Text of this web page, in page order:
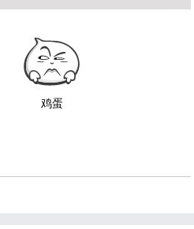
鸡蛋